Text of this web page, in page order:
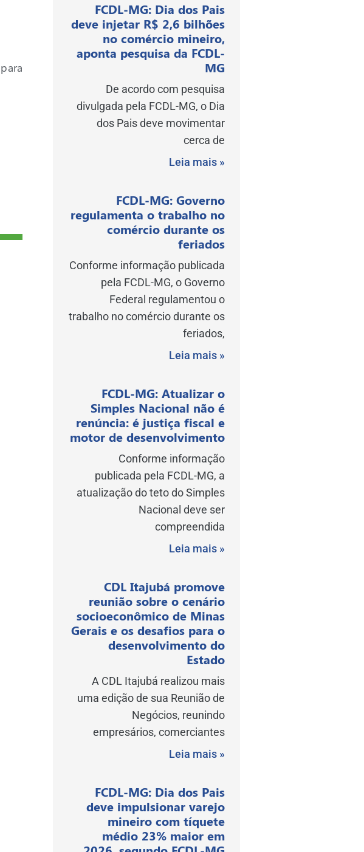
FCDL-MG: Dia dos Pais
deve injetar R$ 2,6 bilhões
no comércio mineiro,
aponta pesquisa da FCDL-
MG
De acordo com pesquisa
divulgada pela FCDL-MG, o Dia
dos Pais deve movimentar
cerca de
Leia mais »
FCDL-MG: Governo
regulamenta o trabalho no
comércio durante os
feriados
Conforme informação publicada
pela FCDL-MG, o Governo
Federal regulamentou o
trabalho no comércio durante os
feriados,
Leia mais »
FCDL-MG: Atualizar o
Simples Nacional não é
renúncia: é justiça fiscal e
motor de desenvolvimento
Conforme informação
publicada pela FCDL-MG, a
atualização do teto do Simples
Nacional deve ser
compreendida
Leia mais »
CDL Itajubá promove
reunião sobre o cenário
socioeconômico de Minas
Gerais e os desafios para o
desenvolvimento do
Estado
A CDL Itajubá realizou mais
uma edição de sua Reunião de
Negócios, reunindo
empresários, comerciantes
Leia mais »
FCDL-MG: Dia dos Pais
deve impulsionar varejo
mineiro com tíquete
médio 23% maior em